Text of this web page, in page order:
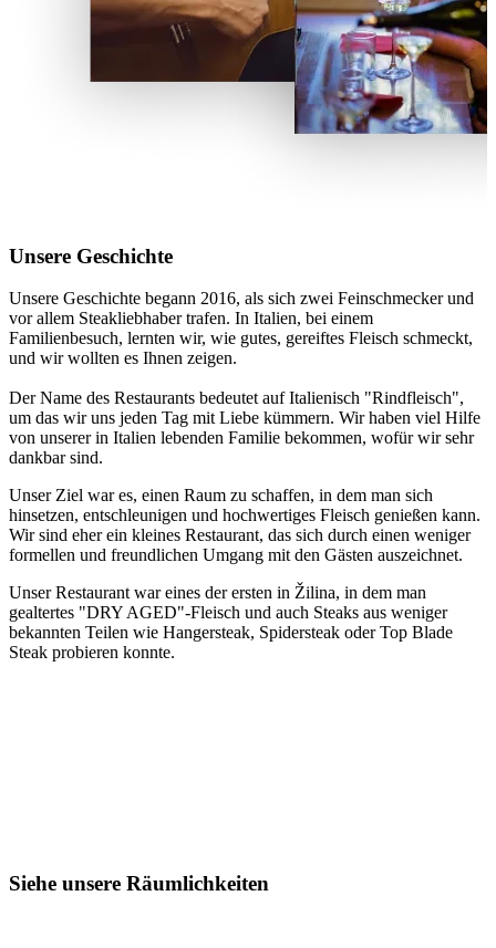
Unsere Geschichte
Unsere Geschichte begann 2016, als sich zwei Feinschmecker und
vor allem Steakliebhaber trafen. In Italien, bei einem
Familienbesuch, lernten wir, wie gutes, gereiftes Fleisch schmeckt,
und wir wollten es Ihnen zeigen.
Der Name des Restaurants bedeutet auf Italienisch "Rindfleisch",
um das wir uns jeden Tag mit Liebe kümmern. Wir haben viel Hilfe
von unserer in Italien lebenden Familie bekommen, wofür wir sehr
dankbar sind.
Unser Ziel war es, einen Raum zu schaffen, in dem man sich
hinsetzen, entschleunigen und hochwertiges Fleisch genießen kann.
Wir sind eher ein kleines Restaurant, das sich durch einen weniger
formellen und freundlichen Umgang mit den Gästen auszeichnet.
Unser Restaurant war eines der ersten in Žilina, in dem man
gealtertes "DRY AGED"-Fleisch und auch Steaks aus weniger
bekannten Teilen wie Hangersteak, Spidersteak oder Top Blade
Steak probieren konnte.
Siehe unsere Räumlichkeiten